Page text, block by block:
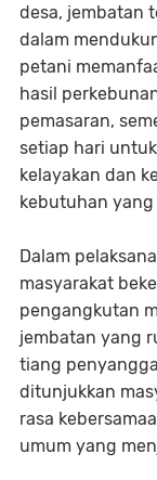
desa, jembatan
dalam
petani
hasil
pemasaran,
setiap hari
kelayakan dan
kebutuhan
Dalam
masyarakat
pengangkutan
jembatan yang
tiang
ditunjukkan
rasa
umum yang